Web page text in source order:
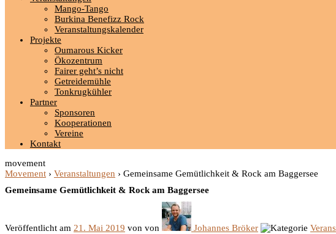
Mango-Tango
Burkina Benefizz Rock
Veranstaltungskalender
Projekte
Oumarous Kicker
Ökozentrum
Fairer geht’s nicht
Getreidemühle
Tonkrugkühler
Partner
Sponsoren
Kooperationen
Vereine
Kontakt
movement
Movement › Veranstaltungen › Gemeinsame Gemütlichkeit & Rock am Baggersee
Gemeinsame Gemütlichkeit & Rock am Baggersee
Veröffentlicht am 21. Mai 2019 von von Johannes Bröker